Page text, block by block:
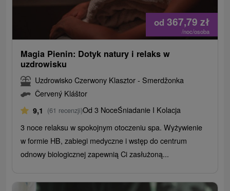
od 367,79 zł
/noc/osoba
Magia Pienin: Dotyk natury i relaks w
uzdrowisku
Uzdrowisko Czerwony Klasztor - Smerdžonka
Červený Kláštor
9,1 (61 recenzji)Od 3 NoceŚniadanie I Kolacja
3 noce relaksu w spokojnym otoczeniu spa. Wyżywienie
w formie HB, zabiegi medyczne i wstęp do centrum
odnowy biologicznej zapewnią Ci zasłużoną...